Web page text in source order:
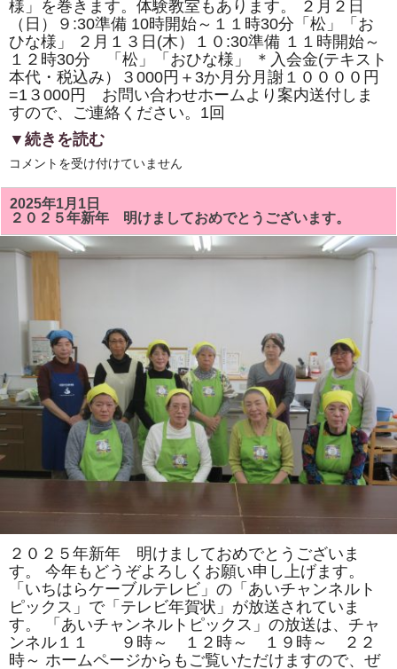
き
ま
す。
体
験
教
室
も
あ
り
す。
様」を巻きます。体験教室もあります。 ２月２日
（日）９:30準備 10時開始～１１時30分「松」「お
ひな様」 ２月１３日(木）１０:30準備 １１時開始～
１２時30分 「松」「おひな様」 ＊入会金(テキスト
本代・税込み）３000円＋3か月分月謝１００００円
=1３000円 お問い合わせホームより案内送付しま
すので、ご連絡ください。1回
▼続きを読む
２
の
房
総
太
巻
き
は
「松」
「お
な
様」
を
巻
験
も
り
ま
す。
は
コメントを受け付けていません
2025年1月1日
２０２５年新年 明けましておめでとうございます。
２０２５年新年 明けましておめでとうございま
す。 今年もどうぞよろしくお願い申し上げます。
「いちはらケーブルテレビ」の「あいチャンネルト
ピックス」で「テレビ年賀状」が放送されていま
す。 「あいチャンネルトピックス」の放送は、チャ
ンネル１１ ９時～ １２時～ １９時～ ２２
時～ ホームページからもご覧いただけますので、ぜ